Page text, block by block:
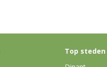
Top steden